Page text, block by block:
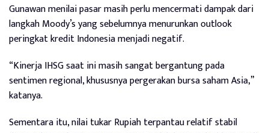
Gunawan menilai pasar masih perlu mencermati dampak dari
langkah Moody’s yang sebelumnya menurunkan outlook
peringkat kredit Indonesia menjadi negatif.
“Kinerja IHSG saat ini masih sangat bergantung pada
sentimen regional, khususnya pergerakan bursa saham Asia,”
katanya.
Sementara itu, nilai tukar Rupiah terpantau relatif stabil